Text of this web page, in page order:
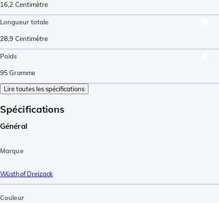
16,2 Centimètre
Longueur totale
28,9 Centimètre
Poids
95Gramme
Lire toutes les spécifications
Spécifications
Général
Marque
Wüsthof Dreizack
Couleur